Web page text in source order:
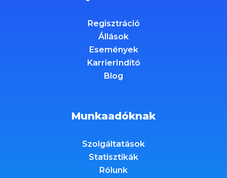
Regisztráció
Állások
Események
KarrierIndító
Blog
Munkaadóknak
Szolgáltatások
Statisztikák
Rólunk